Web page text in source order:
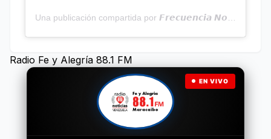
Radio Fe y Alegría 88.1 FM
EN VIVO